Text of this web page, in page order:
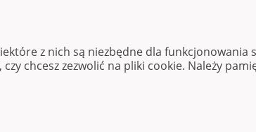
z nich są niezbędne dla
chcesz zezwolić na pliki cookie. Należy